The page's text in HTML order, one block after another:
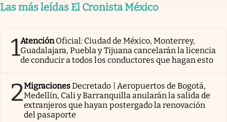
Las más leídas El Cronista México
1AtenciónOficial: Ciudad de México, Monterrey,
Guadalajara, Puebla y Tijuana cancelarán la licencia
de conducir a todos los conductores que hagan esto
2MigracionesDecretado | Aeropuertos de Bogotá,
Medellín, Cali y Barranquilla anularán la salida de
extranjeros que hayan postergado la renovación
del pasaporte